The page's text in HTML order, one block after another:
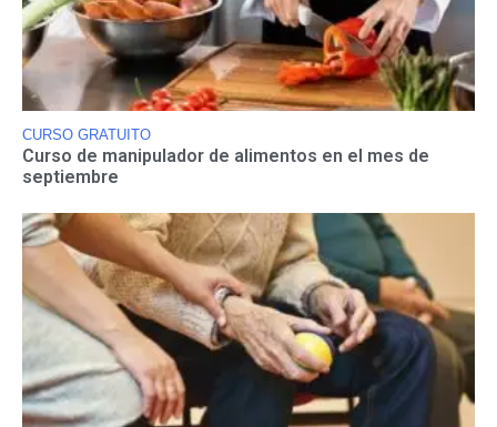
CURSO GRATUITO
Curso de manipulador de alimentos en el mes de
septiembre